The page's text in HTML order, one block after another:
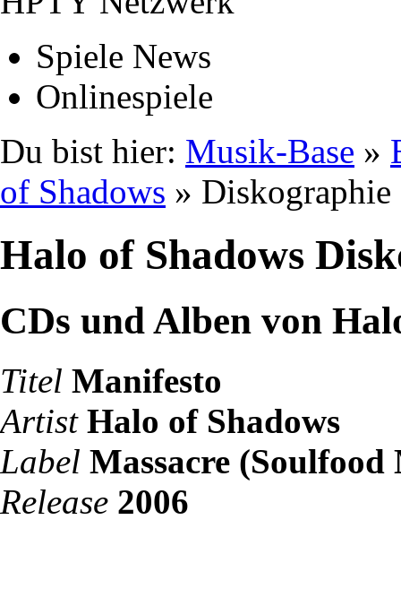
Spiele News
Onlinespiele
Du bist hier: Musik-Base »
of Shadows » Diskographie
Halo of Shadows
CDs und Alben von
Titel Manifesto
Artist Halo of Shadows
Label Massacre (Soulfood
Release 2006